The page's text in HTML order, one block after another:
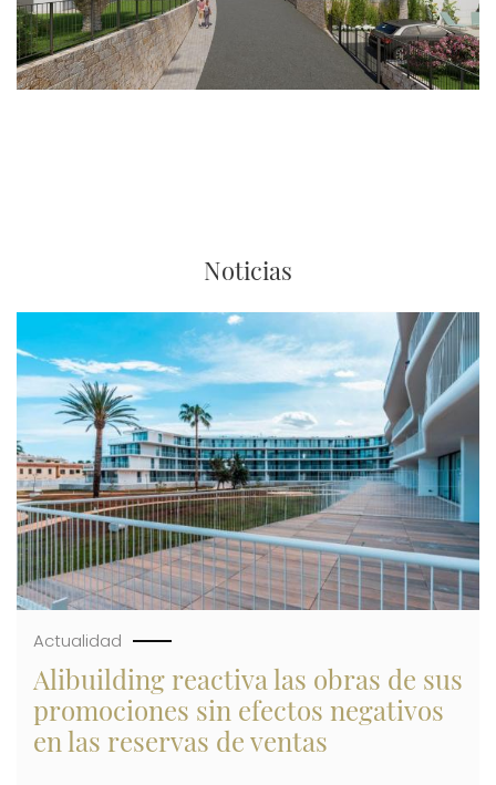
Noticias
Actualidad
Alibuilding reactiva las obras de sus
promociones sin efectos negativos
en las reservas de ventas